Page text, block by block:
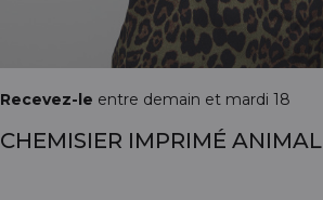
Recevez-le entre demain et mardi 18
CHEMISIER IMPRIMÉ ANIMAL